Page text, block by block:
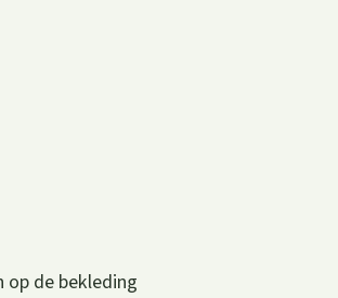
op de bekleding